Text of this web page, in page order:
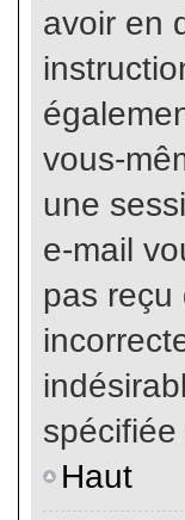
avoir en
vous-
une
e-mail
pas reçu
Haut